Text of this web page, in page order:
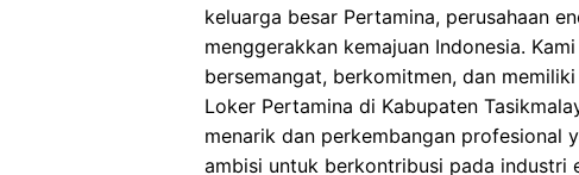
keluarga besar Pertamina, perusahaan
menggerakkan kemajuan Indonesia.
bersemangat, berkomitmen, dan
Loker Pertamina di Kabupaten
menarik dan perkembangan profesional
ambisi untuk berkontribusi pada industri